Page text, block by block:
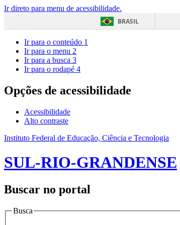
Ir direto para menu de acessibilidade.
BRASIL
Ir para o conteúdo 1
Ir para o menu 2
Ir para a busca 3
Ir para o rodapé 4
Opções de acessibilidade
Acessibilidade
Alto contraste
Instituto Federal de Educação, Ciência e Tecnologia
SUL-RIO-GRANDENSE
Buscar no portal
Busca